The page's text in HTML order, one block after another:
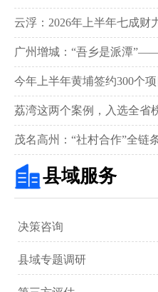
新画卷‌
云浮：2026年上半年七成财
广州增城：“吾乡是派潭
举行
今年上半年黄埔签约300个
荔湾这两个案例，入选全省
茂名高州：“社村合作”全链
著‌ 县域服务
决策咨询
县域专题调研